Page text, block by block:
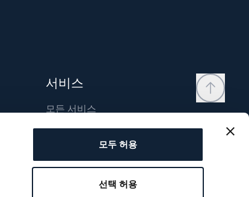
모두 허용
선택 허용
서비스
모든 서비스
연락처
위시리스트
사용자 매뉴얼